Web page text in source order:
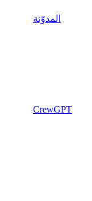
المدوّنة
CrewGPT